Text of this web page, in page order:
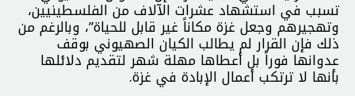
تسبب في استشهاد عشرات الآلاف من الفلسطينيين،
وتهجيرهم وجعل غزة مكاناً غير قابل للحياة”، وبالرغم من
ذلك فإن القرار لم يطالب الكيان الصهيوني بوقف
عدوانها فوراً بل أعطاها مهلة شهر لتقديم دلائلها
بأنها لا ترتكب أعمال الإبادة في غزة.